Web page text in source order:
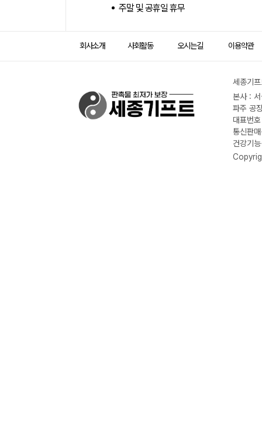
주말 및 공휴일 휴무
회사소개 사회활동 오시는길 이용약관
세종기
본사 :
파주 공
대표번
통신판
건강기